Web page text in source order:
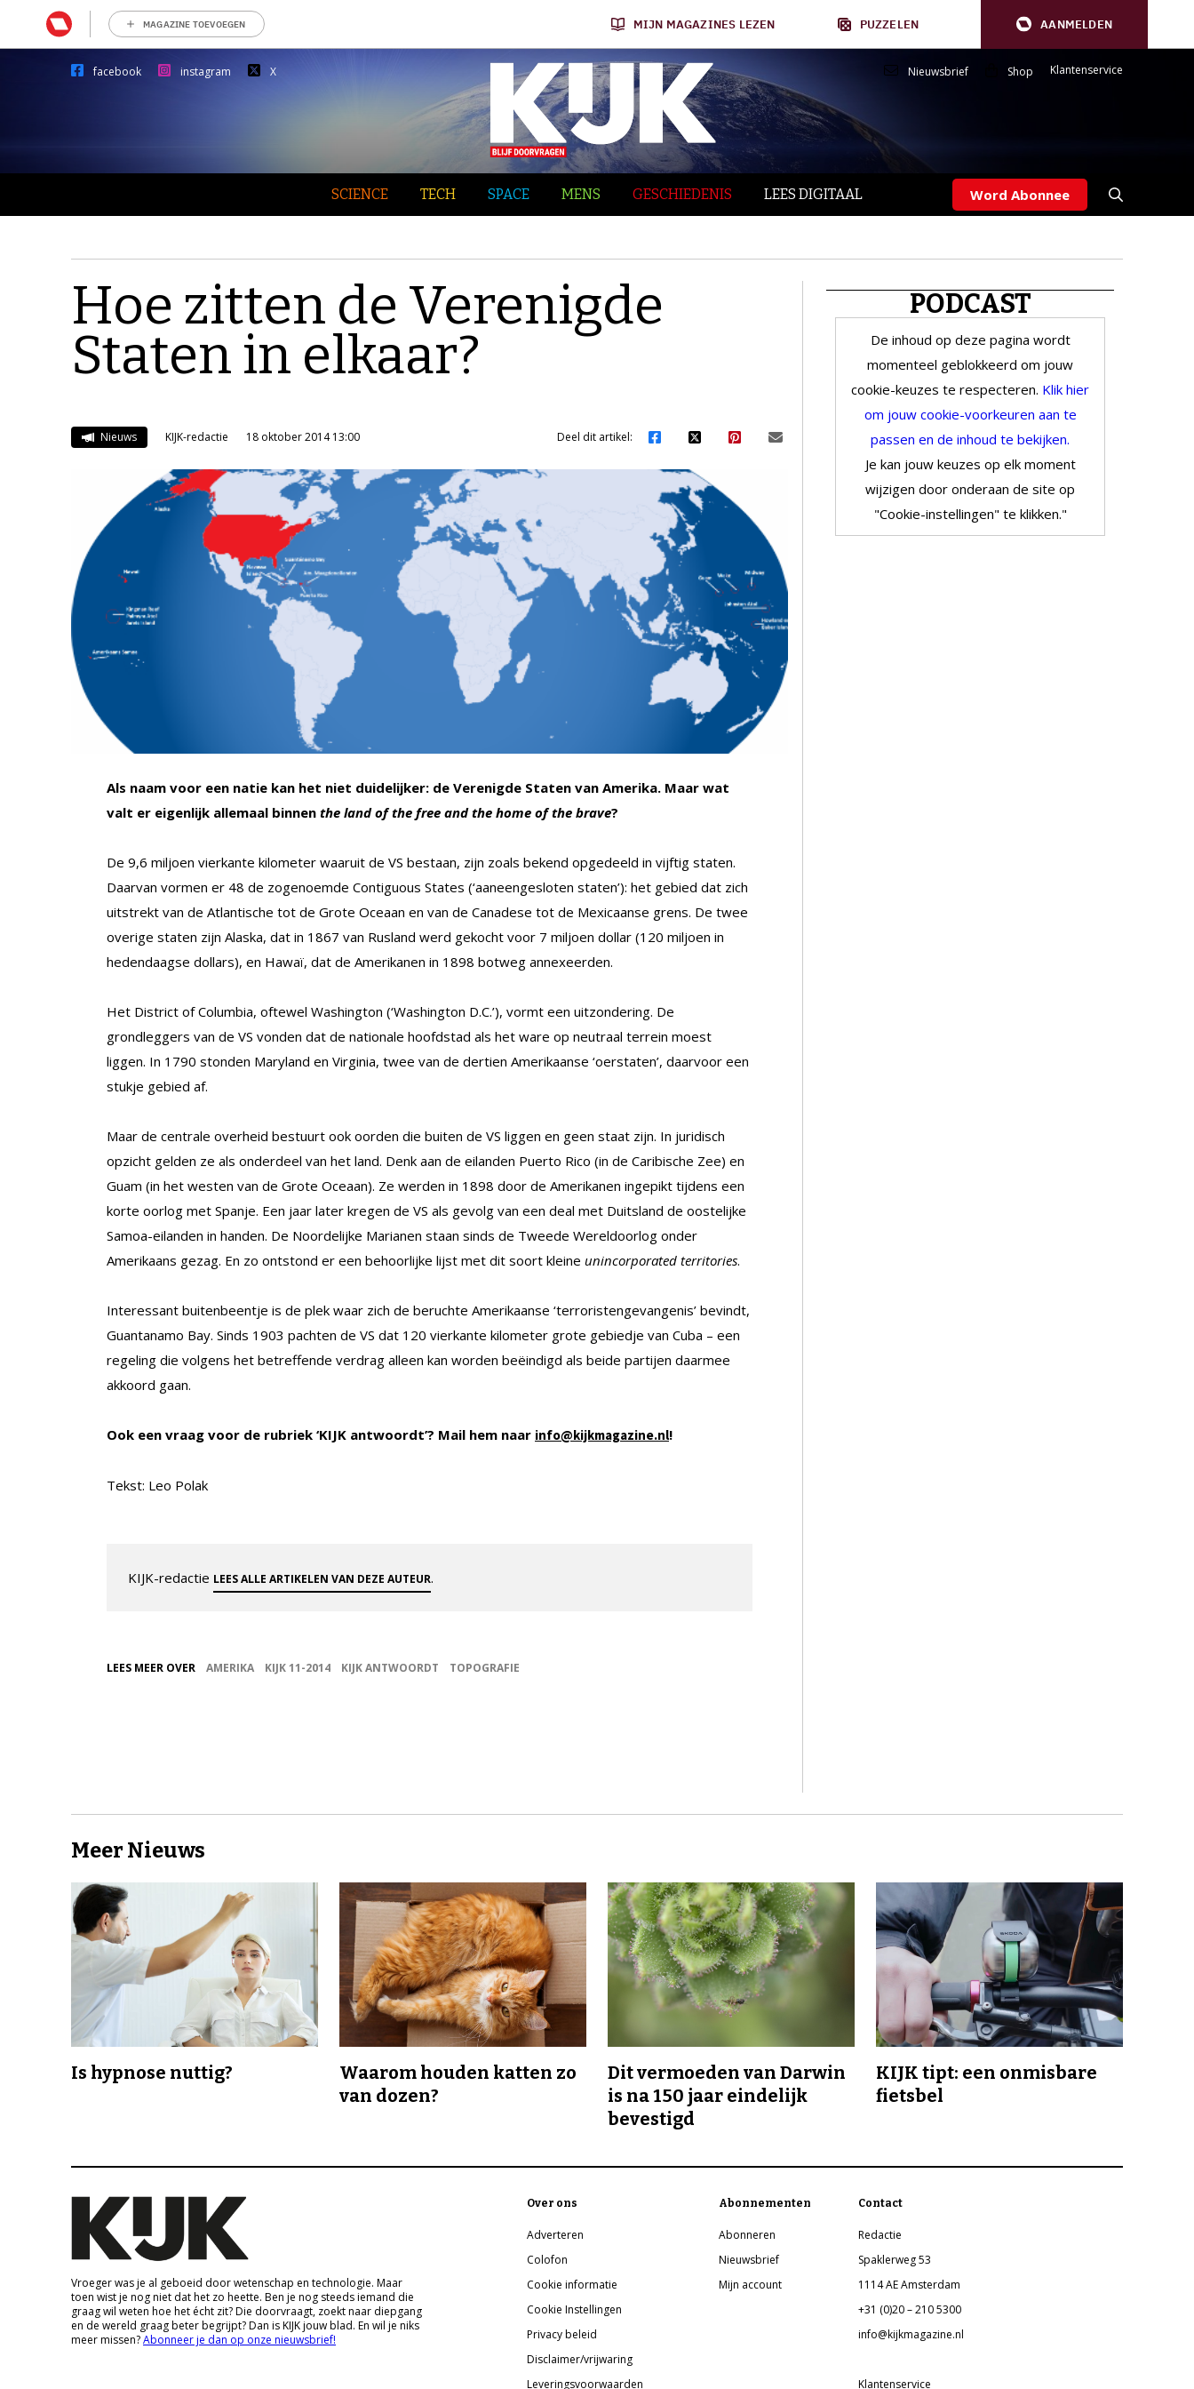
MAGAZINE TOEVOEGEN MIJN MAGAZINES LEZEN PUZZELEN AANMELDEN
facebook instagram X Nieuwsbrief Shop Klantenservice
SCIENCE TECH SPACE MENS GESCHIEDENIS LEES DIGITAAL Word Abonnee
Hoe zitten de Verenigde
Staten in elkaar?
Nieuws KIJK-redactie 18 oktober 2014 13:00 Deel dit artikel:
Als naam voor een natie kan het niet duidelijker: de Verenigde Staten van Amerika. Maar wat
valt er eigenlijk allemaal binnen the land of the free and the home of the brave?
De 9,6 miljoen vierkante kilometer waaruit de VS bestaan, zijn zoals bekend opgedeeld in vijftig staten.
Daarvan vormen er 48 de zogenoemde Contiguous States (‘aaneengesloten staten’): het gebied dat zich
uitstrekt van de Atlantische tot de Grote Oceaan en van de Canadese tot de Mexicaanse grens. De twee
overige staten zijn Alaska, dat in 1867 van Rusland werd gekocht voor 7 miljoen dollar (120 miljoen in
hedendaagse dollars), en Hawaï, dat de Amerikanen in 1898 botweg annexeerden.
Het District of Columbia, oftewel Washington (‘Washington D.C.’), vormt een uitzondering. De
grondleggers van de VS vonden dat de nationale hoofdstad als het ware op neutraal terrein moest
liggen. In 1790 stonden Maryland en Virginia, twee van de dertien Amerikaanse ‘oerstaten’, daarvoor een
stukje gebied af.
Maar de centrale overheid bestuurt ook oorden die buiten de VS liggen en geen staat zijn. In juridisch
opzicht gelden ze als onderdeel van het land. Denk aan de eilanden Puerto Rico (in de Caribische Zee) en
Guam (in het westen van de Grote Oceaan). Ze werden in 1898 door de Amerikanen ingepikt tijdens een
korte oorlog met Spanje. Een jaar later kregen de VS als gevolg van een deal met Duitsland de oostelijke
Samoa-eilanden in handen. De Noordelijke Marianen staan sinds de Tweede Wereldoorlog onder
Amerikaans gezag. En zo ontstond er een behoorlijke lijst met dit soort kleine unincorporated territories.
Interessant buitenbeentje is de plek waar zich de beruchte Amerikaanse ‘terroristengevangenis’ bevindt,
Guantanamo Bay. Sinds 1903 pachten de VS dat 120 vierkante kilometer grote gebiedje van Cuba – een
regeling die volgens het betreffende verdrag alleen kan worden beëindigd als beide partijen daarmee
akkoord gaan.
Ook een vraag voor de rubriek ‘KIJK antwoordt’? Mail hem naar info@kijkmagazine.nl!
Tekst: Leo Polak
KIJK-redactie LEES ALLE ARTIKELEN VAN DEZE AUTEUR.
LEES MEER OVER AMERIKA KIJK 11-2014 KIJK ANTWOORDT TOPOGRAFIE
PODCAST
De inhoud op deze pagina wordt
momenteel geblokkeerd om jouw
cookie-keuzes te respecteren. Klik hier
om jouw cookie-voorkeuren aan te
passen en de inhoud te bekijken.
Je kan jouw keuzes op elk moment
wijzigen door onderaan de site op
"Cookie-instellingen" te klikken."
Meer Nieuws
Is hypnose nuttig?
Waarom houden katten zo
van dozen?
Dit vermoeden van Darwin
is na 150 jaar eindelijk
bevestigd
KIJK tipt: een onmisbare
fietsbel
Vroeger was je al geboeid door wetenschap en technologie. Maar
toen wist je nog niet dat het zo heette. Ben je nog steeds iemand die
graag wil weten hoe het écht zit? Die doorvraagt, zoekt naar diepgang
en de wereld graag beter begrijpt? Dan is KIJK jouw blad. En wil je niks
meer missen?Abonneer je dan op onze nieuwsbrief!
Over ons
Adverteren
Colofon
Cookie informatie
Cookie Instellingen
Privacy beleid
Disclaimer/vrijwaring
Leveringsvoorwaarden
Abonnementen
Abonneren
Nieuwsbrief
Mijn account
Contact
Redactie
Spaklerweg 53
1114 AE Amsterdam
+31 (0)20 – 210 5300
info@kijkmagazine.nl
Klantenservice